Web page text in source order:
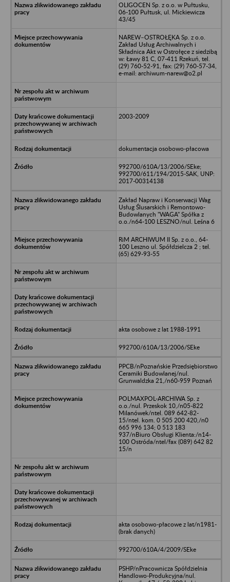
OLIGOCEN Sp. z o.o. w Pułtusku,
06-100 Pułtusk, ul. Mickiewicza
43/45
NAREW–OSTROŁĘKA Sp. z o.o.
Zakład Usług Archiwalnych i
Składnica Akt w Ostrołęce z siedzibą
w: Ławy 81 C, 07-411 Rzekuń, tel.
(29) 760-52-91, fax: (29) 760-57-34,
e-mail: archiwum-narew@o2.pl
2003-2009
dokumentacja osobowo-płacowa
992700/610A/13/2006/SEke;
992700/611/194/2015-SAK, UNP:
2017-00314138
Zakład Napraw i Konserwacji Wag
Usług Ślusarskich i Remontowo-
Budowlanych "WAGA" Spółka z
o.o./n64-100 LESZNO/nul. Leśna 6
RiM ARCHIWUM II Sp. z o.o., 64-
100 Leszno ul. Spółdzielcza 2 ; tel.
(65) 629-93-55
akta osobowe z lat 1988-1991
992700/610A/13/2006/SEke
PPCB/nPoznańskie Przedsiębiorstwo
Ceramiki Budowlanej/nul.
Grunwaldzka 21,/n60-959 Poznań
POLMAXPOL-ARCHIWA Sp. z
o.o./nul. Przeskok 10,/n05-822
Milanówek/ntel. 089 642-82-
15/ntel. kom. 0 505 200 420,/n0
665 996 134; 0 513 183
937/nBiuro Obsługi Klienta:/n14-
100 Ostróda/ntel/fax (089) 642 82
15/n
akta osobowo-płacowe z lat/n1981-
(brak danych)
992700/610A/4/2009/SEke
PSHP/nPracownicza Spółdzielnia
Handlowo-Produkcyjna/nul.